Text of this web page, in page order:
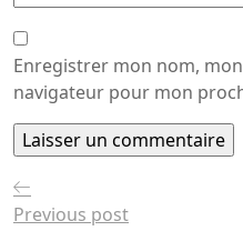
Enregistrer mon nom,
navigateur pour mon
Previous post